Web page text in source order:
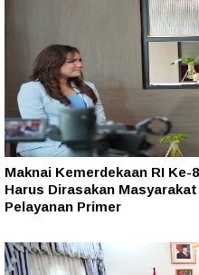
Maknai Kemerdekaan RI Ke-
Harus Dirasakan
Pelayanan Primer